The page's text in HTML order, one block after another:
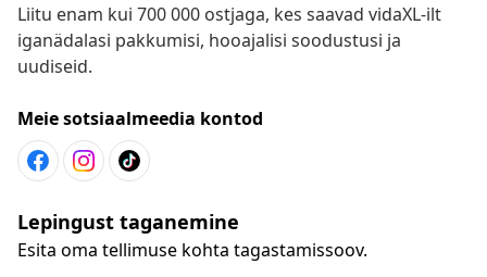
Liitu enam kui 700 000 ostjaga, kes saavad vidaXL-ilt
iganädalasi pakkumisi, hooajalisi soodustusi ja
uudiseid.
Meie sotsiaalmeedia kontod
Lepingust taganemine
Esita oma tellimuse kohta tagastamissoov.